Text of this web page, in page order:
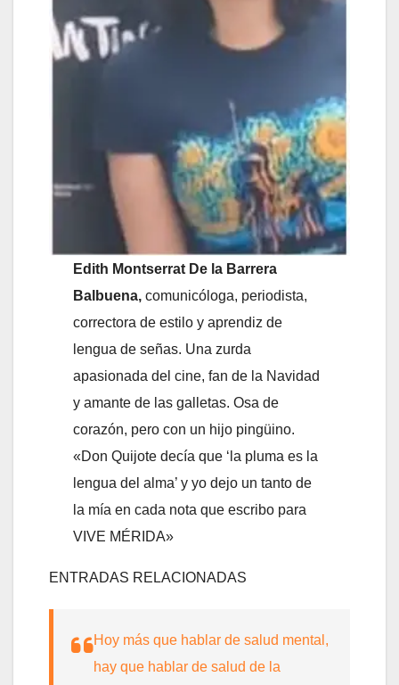
Edith Montserrat De la Barrera
Balbuena, comunicóloga, periodista,
correctora de estilo y aprendiz de
lengua de señas. Una zurda
apasionada del cine, fan de la Navidad
y amante de las galletas. Osa de
corazón, pero con un hijo pingüino.
«Don Quijote decía que ‘la pluma es la
lengua del alma’ y yo dejo un tanto de
la mía en cada nota que escribo para
VIVE MÉRIDA»
ENTRADAS RELACIONADAS
Hoy más que hablar de salud mental,
hay que hablar de salud de la